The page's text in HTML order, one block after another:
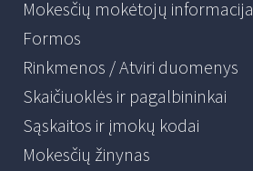
Mokesčių mokėtojų informacija
Formos
Rinkmenos / Atviri duomenys
Skaičiuoklės ir pagalbininkai
Sąskaitos ir įmokų kodai
Mokesčių žinynas